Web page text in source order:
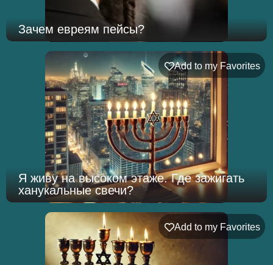
Зачем евреям пейсы?
Add to my Favorites
Я живу на высоком этаже. Где зажигать
ханукальные свечи?
Add to my Favorites